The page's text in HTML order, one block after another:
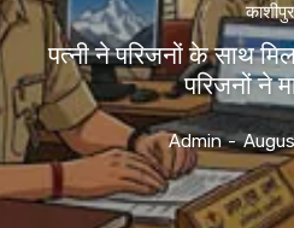
काशीपुर
पत्नी ने परिजनों के साथ
परिजनों ने
Admin -